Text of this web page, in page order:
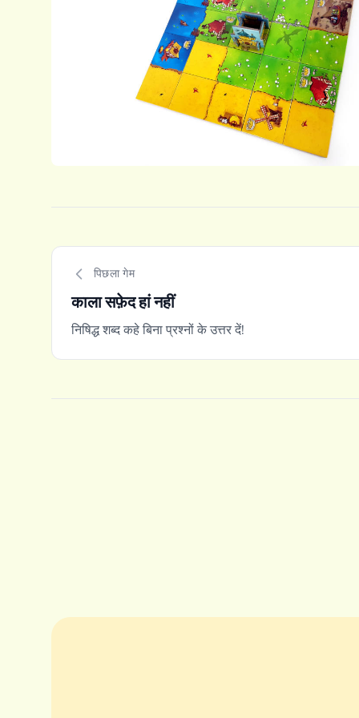
पिछला गेम
काला सफ़ेद हां नहीं
निषिद्ध शब्द कहे बिना प्रश्नों के उत्तर दें!